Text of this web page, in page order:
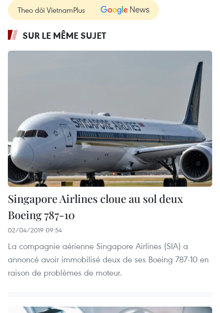
Theo dõi VietnamPlus
SUR LE MÊME SUJET
Singapore Airlines cloue au sol deux
Boeing 787-10
02/04/2019 09:54
La compagnie aérienne Singapore Airlines (SIA) a
annoncé avoir immobilisé deux de ses Boeing 787-10 en
raison de problèmes de moteur.